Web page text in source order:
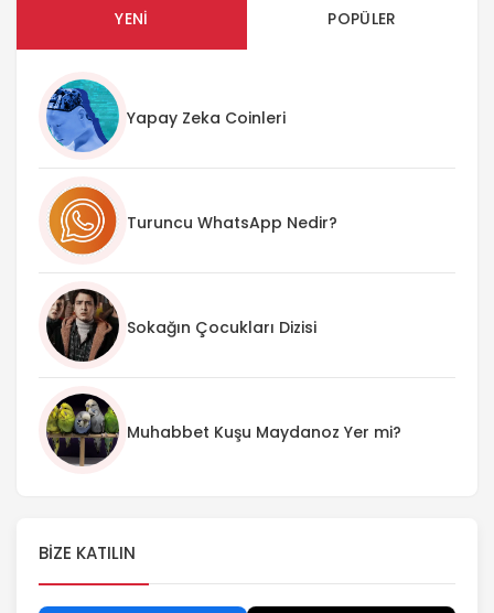
YENI POPÜLER
Yapay Zeka Coinleri
Turuncu WhatsApp Nedir?
Sokağın Çocukları Dizisi
Muhabbet Kuşu Maydanoz Yer mi?
BIZE KATILIN